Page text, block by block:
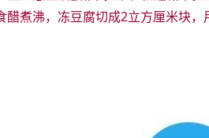
煮沸，冻豆腐切成2立方厘米块，